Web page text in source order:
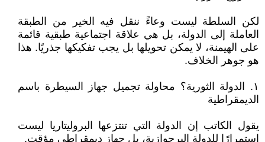
لكن السلطة ليست وعاءً ننقل فيه الخير من الطبقة
العاملة إلى الدولة، بل هي علاقة اجتماعية طبقية قائمة
على الهيمنة، لا يمكن تحويلها بل يجب تفكيكها جذريًا. هذا
هو جوهر الخلاف.
١. الدولة الثورية؟ محاولة تجميل جهاز السيطرة باسم
الديمقراطية
يقول الكاتب إن الدولة التي تنتزعها البروليتاريا ليست
استمرارًا للدولة البرجوازية، بل جهاز ديمقراطي مؤقت.